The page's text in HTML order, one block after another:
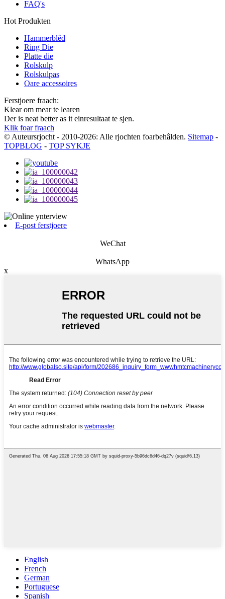
FAQ's
Hot Produkten
Hammerblêd
Ring Die
Platte die
Rolskulp
Rolskulpas
Oare accessoires
Ferstjoere fraach:
Klear om mear te learen
Der is neat better as it einresultaat te sjen.
Klik foar fraach
© Auteursrjocht - 2010-2026: Alle rjochten foarbehâlden. Sitemap -
TOPBLOG - TOP SYKJE
E-post ferstjoere
WeChat
WhatsApp
x
English
French
German
Portuguese
Spanish